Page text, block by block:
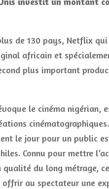
de 130 pays, Netflix
africain et
plus important
le cinéma nigérian,
le jour pour un public
Connu pour mettre
du long métrage,
au spectateur une